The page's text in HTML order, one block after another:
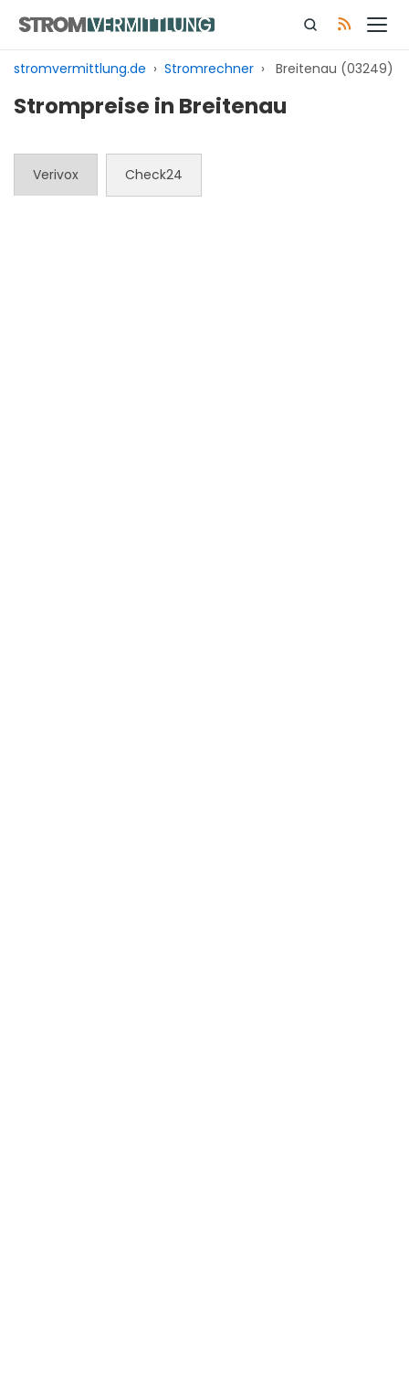
Inhalt
springen
stromvermittlung.de › Stromrechner › Breitenau (03249)
Strompreise in Breitenau
Verivox Check24